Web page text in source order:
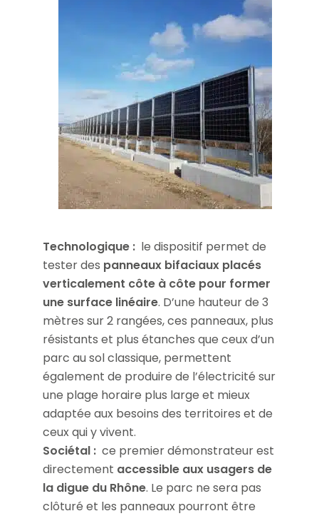
Technologique : le dispositif permet de
tester des panneaux bifaciaux placés
verticalement côte à côte pour former
une surface linéaire. D’une hauteur de 3
mètres sur 2 rangées, ces panneaux, plus
résistants et plus étanches que ceux d’un
parc au sol classique, permettent
également de produire de l’électricité sur
une plage horaire plus large et mieux
adaptée aux besoins des territoires et de
ceux qui y vivent.
Sociétal : ce premier démonstrateur est
directement accessible aux usagers de
la digue du Rhône. Le parc ne sera pas
clôturé et les panneaux pourront être